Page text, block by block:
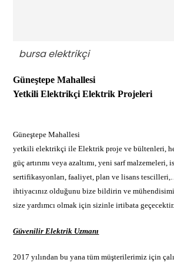
bursa elektrikçi
Güneştepe Mahallesi
Yetkili ElektrikçiElektrik Projeleri
Güneştepe Mahallesi
yetkili elektrikçi ile Elektrik proje ve bültenleri,
güç artırımı veya azaltımı, yeni sarf
sertifikasyonları, faaliyet, plan ve lisans
ihtiyacınız olduğunu bize bildirin ve
size yardımcı olmak için sizinle irtibata geçecektir.
Güvenilir Elektrik Uzmanı
2017 yılından bu yana tüm müşterilerimiz için